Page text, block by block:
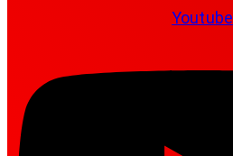
Youtube